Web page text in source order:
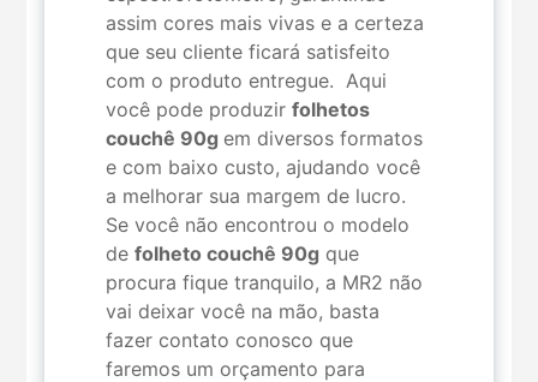
assim cores mais vivas e a certeza
que seu cliente ficará satisfeito
com o produto entregue. Aqui
você pode produzirfolhetos
couchê 90g em diversos formatos
e com baixo custo, ajudando você
a melhorar sua margem de lucro.
Se você não encontrou o modelo
defolheto couchê 90g que
procura fique tranquilo, a MR2 não
vai deixar você na mão, basta
fazer contato conosco que
faremos um orçamento para